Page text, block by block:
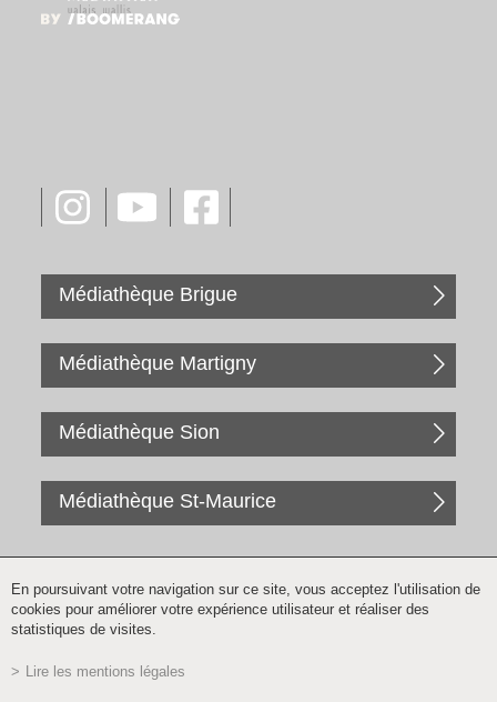
Médiathèque Brigue
Médiathèque Martigny
Médiathèque Sion
Médiathèque St-Maurice
En poursuivant votre navigation sur ce site, vous acceptez l'utilisation de
cookies pour améliorer votre expérience utilisateur et réaliser des
statistiques de visites.
Lire les mentions légales